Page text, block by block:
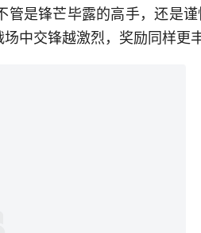
是锋芒毕露的高手，还是
中交锋越激烈，奖励同样更丰